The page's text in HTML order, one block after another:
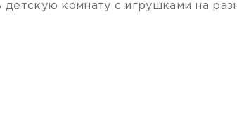
комнату с игрушками на